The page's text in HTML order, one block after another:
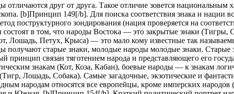
друг от друга. Такое отличие зовется национальным
[b]Принцип 149[/b]. Для поиска соответствия знака и
поструктурного зондирования (нация проверяется на
в том, что народы Востока — это закрытые знаки (Тигры,
Лошадь, Петух, Крыса) — это мало кому известные так
получают старые знаки, молодые народы молодые знаки.
связан тяготением народа и представляющего его
знакам (Кот, Коза, Кабан), боевые народы — к знакам
Лошадь, Собака). Самые загадочные, экзотические и
народам относятся все европейцы, кроме имперских народов